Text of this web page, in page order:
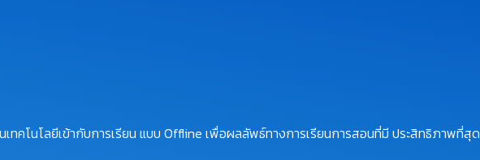
คโนโลยีเข้ากับการเรียน แบบ Offline เพื่อผลลัพธ์ทางการเรียนการสอนที่มี ประสิทธิภาพที่สุด